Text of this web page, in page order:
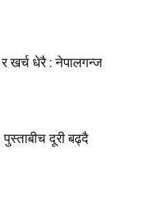
खर्च धेरै : नेपालगन्ज
दूरी बढ्दै